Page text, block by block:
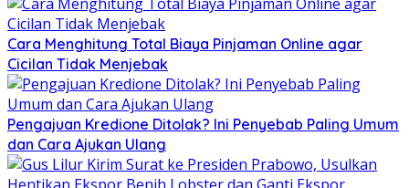
Cara Menghitung Total Biaya Pinjaman Online agar
Cicilan Tidak Menjebak
Pengajuan Kredione Ditolak? Ini Penyebab Paling Umum
dan Cara Ajukan Ulang